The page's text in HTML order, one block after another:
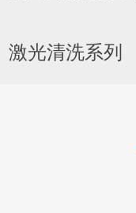
激光清洗系列